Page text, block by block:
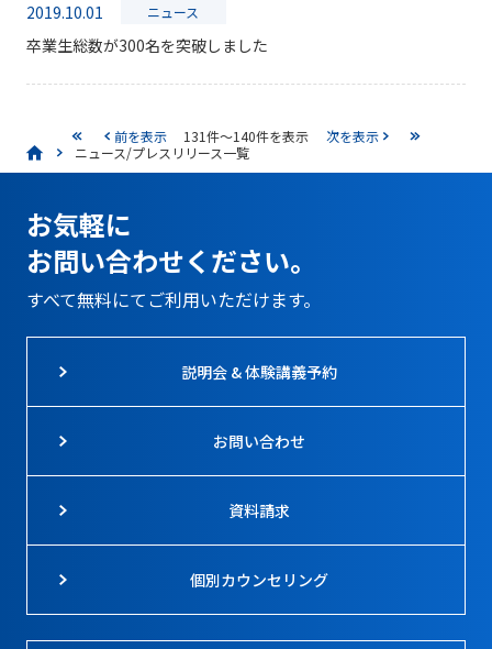
2019.10.01 ニュース
卒業生総数が300名を突破しました
前を表示 131件～140件を表示
次を表示
ニュース/プレスリリース一覧
お気軽に
お問い合わせください。
すべて無料にてご利用いただけます。
説明会 & 体験講義予約
お問い合わせ
資料請求
個別カウンセリング